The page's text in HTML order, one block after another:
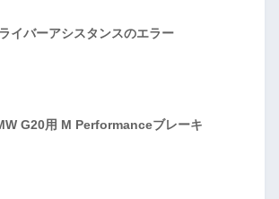
ライバーアシスタンスのエラー
G20用 M Performanceブレーキ